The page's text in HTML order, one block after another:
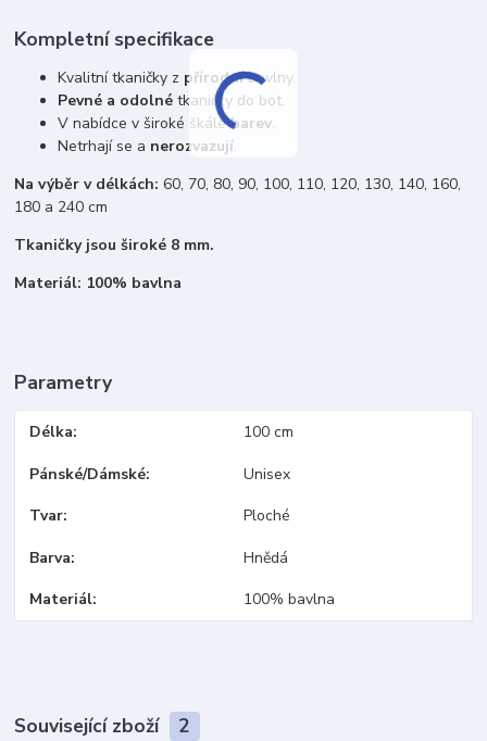
Kompletní specifikace
Kvalitní tkaničky z přírodníbavlny.
Pevné a odolnétkaničky do bot.
V nabídce v široké škálebarev.
Netrhají se a nerozvazují.
Na výběr v délkách: 60, 70, 80, 90, 100, 110, 120, 130, 140, 160,
180 a 240 cm
Tkaničky jsou široké 8 mm.
Materiál: 100% bavlna
Parametry
Délka 100 cm
Pánské/Dámské Unisex
Tvar Ploché
Barva Hnědá
Materiál 100% bavlna
Související zboží 2